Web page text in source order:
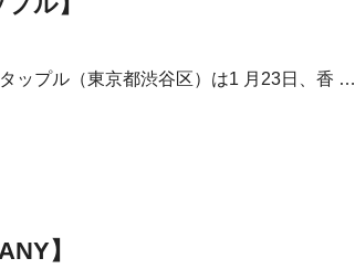
ップル（東京都渋谷区）は1 月23日、香 …
】